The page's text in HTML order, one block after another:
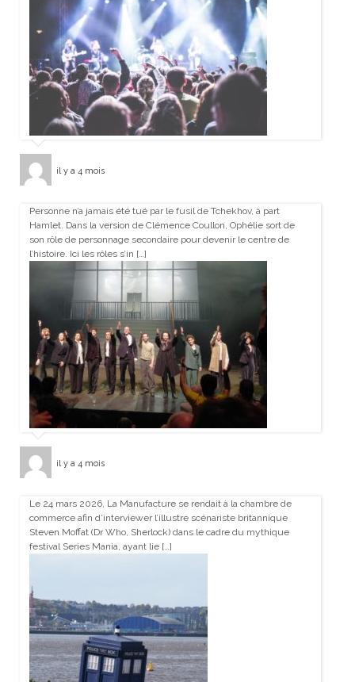
il y a 4 mois
Personne n’a jamais été tué par le fusil de Tchekhov, à part
Hamlet. Dans la version de Clémence Coullon, Ophélie sort de
son rôle de personnage secondaire pour devenir le centre de
l’histoire. Ici les rôles s’in […]
il y a 4 mois
Le 24 mars 2026, La Manufacture se rendait à la chambre de
commerce afin d’interviewer l’illustre scénariste britannique
Steven Moffat (Dr Who, Sherlock) dans le cadre du mythique
festival Series Mania, ayant lie […]